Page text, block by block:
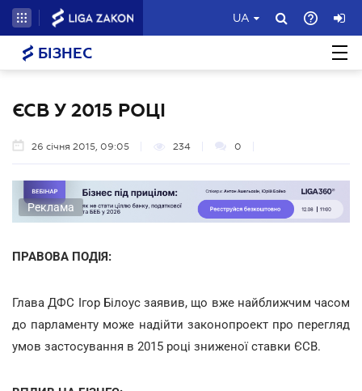
UA
БІЗНЕС
ЄСВ У 2015 РОЦІ
26 січня 2015, 09:05 234 0
Реклама
ПРАВОВА ПОДІЯ:
Глава ДФС Ігор Білоус заявив, що вже найближчим часом
до парламенту може надійти законопроект про перегляд
умов застосування в 2015 році зниженої ставки ЄСВ.